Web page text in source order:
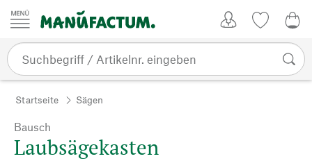
Zum Inhalt springen
Startseite Sägen
Bausch
Laubsägekasten